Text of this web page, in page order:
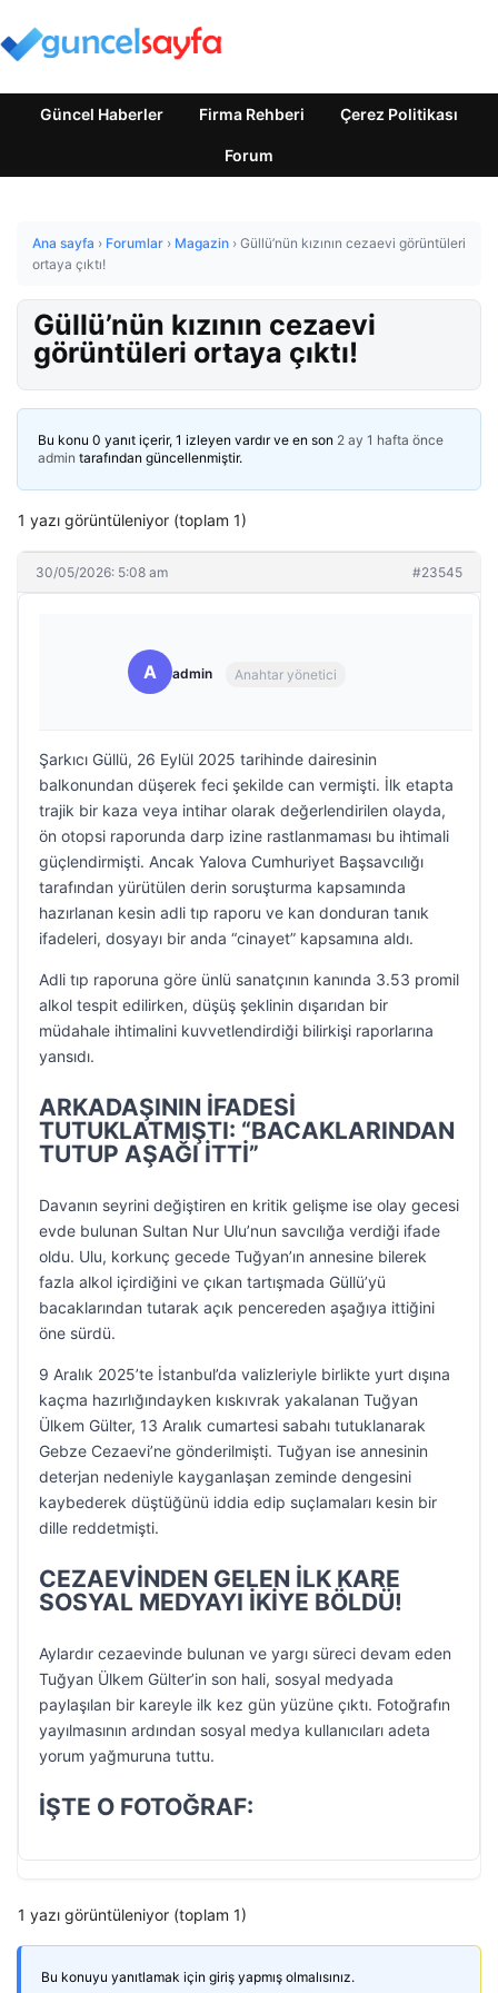
Güncel Haberler Firma Rehberi Çerez Politikası
Forum
Ana sayfa › Forumlar › Magazin › Güllü’nün kızının cezaevi görüntüleri
ortaya çıktı!
Güllü’nün kızının cezaevi
görüntüleri ortaya çıktı!
Bu konu 0 yanıt içerir, 1 izleyen vardır ve en son 2 ay 1 hafta önce
admin tarafından güncellenmiştir.
1 yazı görüntüleniyor (toplam 1)
30/05/2026: 5:08 am #23545
A admin Anahtar yönetici
Şarkıcı Güllü, 26 Eylül 2025 tarihinde dairesinin
balkonundan düşerek feci şekilde can vermişti. İlk etapta
trajik bir kaza veya intihar olarak değerlendirilen olayda,
ön otopsi raporunda darp izine rastlanmaması bu ihtimali
güçlendirmişti. Ancak Yalova Cumhuriyet Başsavcılığı
tarafından yürütülen derin soruşturma kapsamında
hazırlanan kesin adli tıp raporu ve kan donduran tanık
ifadeleri, dosyayı bir anda “cinayet” kapsamına aldı.
Adli tıp raporuna göre ünlü sanatçının kanında 3.53 promil
alkol tespit edilirken, düşüş şeklinin dışarıdan bir
müdahale ihtimalini kuvvetlendirdiği bilirkişi raporlarına
yansıdı.
ARKADAŞININ İFADESİ
TUTUKLATMIŞTI: “BACAKLARINDAN
TUTUP AŞAĞI İTTİ”
Davanın seyrini değiştiren en kritik gelişme ise olay gecesi
evde bulunan Sultan Nur Ulu’nun savcılığa verdiği ifade
oldu. Ulu, korkunç gecede Tuğyan’ın annesine bilerek
fazla alkol içirdiğini ve çıkan tartışmada Güllü’yü
bacaklarından tutarak açık pencereden aşağıya ittiğini
öne sürdü.
9 Aralık 2025’te İstanbul’da valizleriyle birlikte yurt dışına
kaçma hazırlığındayken kıskıvrak yakalanan Tuğyan
Ülkem Gülter, 13 Aralık cumartesi sabahı tutuklanarak
Gebze Cezaevi’ne gönderilmişti. Tuğyan ise annesinin
deterjan nedeniyle kayganlaşan zeminde dengesini
kaybederek düştüğünü iddia edip suçlamaları kesin bir
dille reddetmişti.
CEZAEVİNDEN GELEN İLK KARE
SOSYAL MEDYAYI İKİYE BÖLDÜ!
Aylardır cezaevinde bulunan ve yargı süreci devam eden
Tuğyan Ülkem Gülter’in son hali, sosyal medyada
paylaşılan bir kareyle ilk kez gün yüzüne çıktı. Fotoğrafın
yayılmasının ardından sosyal medya kullanıcıları adeta
yorum yağmuruna tuttu.
İŞTE O FOTOĞRAF:
1 yazı görüntüleniyor (toplam 1)
Bu konuyu yanıtlamak için giriş yapmış olmalısınız.